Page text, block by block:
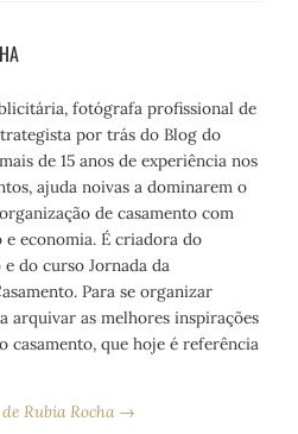
fotógrafa profissional de
por trás do Blog do
de 15 anos de experiência nos
ajuda noivas a dominarem o
de casamento com
economia. É criadora do
do curso Jornada da
Para se organizar
arquivar as melhores inspirações
casamento, que hoje é referência
Rubia Rocha →